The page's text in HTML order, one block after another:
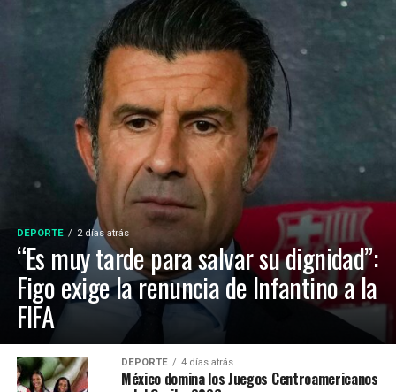
DEPORTE 2 días atrás
“Es muy tarde para salvar su dignidad”:
Figo exige la renuncia de Infantino a la
FIFA
DEPORTE 4 días atrás
México domina los Juegos Centroamericanos